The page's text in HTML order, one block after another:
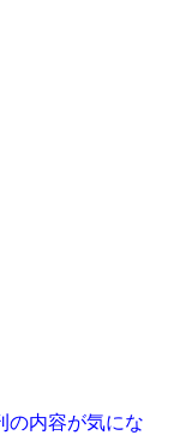
の内容が気にな